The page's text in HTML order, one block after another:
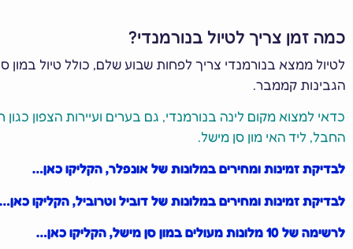
כמה זמן צריך לטיול בנורמנדי?
לטיול ממצא בנורמנדי צריך לפחות שבוע שלם, כולל טיול במון
הגבינות קממבר.
כדאי למצוא מקום לינה בנורמנדי, גם בערים ועיירות הצפון
החבל, ליד האי מון סן מישל.
לבדיקת זמינות ומחירים במלונות של אונפלר, הקליקו כאן…
לבדיקת זמינות ומחירים במלונות של דוביל וטרוביל, הקליקו
לרשימה של 10 מלונות מעולים במון סן מישל, הקליקו כאן…